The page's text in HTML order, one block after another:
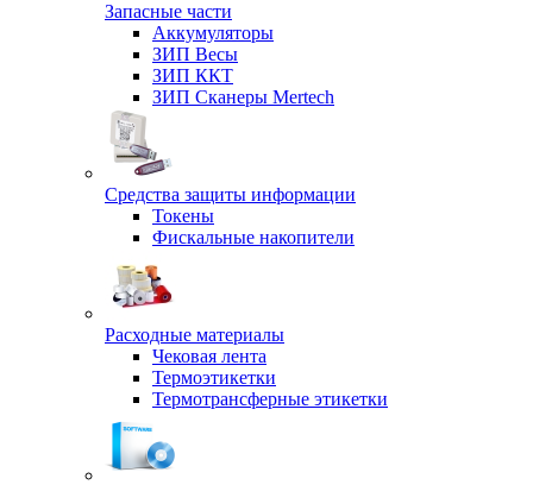
Запасные части
Аккумуляторы
ЗИП Весы
ЗИП ККТ
ЗИП Сканеры Mertech
Средства защиты информации
Токены
Фискальные накопители
Расходные материалы
Чековая лента
Термоэтикетки
Термотрансферные этикетки